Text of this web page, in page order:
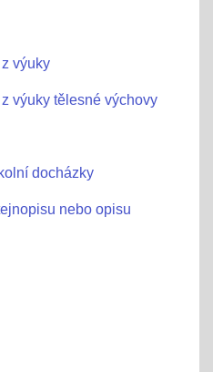
výuky
výuky tělesné výchovy
docházky
nebo opisu